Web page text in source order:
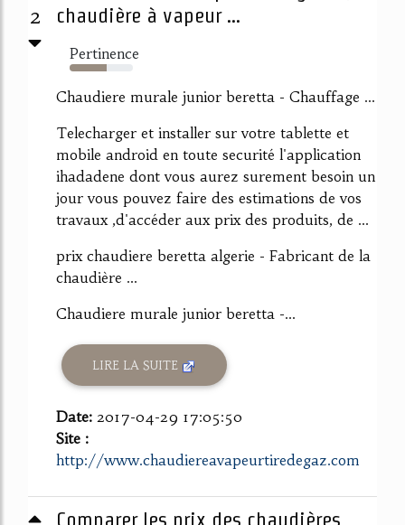
2
chaudière à vapeur ...
Pertinence
59%
Chaudiere murale junior beretta - Chauffage ...
Telecharger et installer sur votre tablette et
mobile android en toute securité l'application
ihadadene dont vous aurez surement besoin un
jour vous pouvez faire des estimations de vos
travaux ,d'accéder aux prix des produits, de ...
prix chaudiere beretta algerie - Fabricant de la
chaudière ...
Chaudiere murale junior beretta -...
LIRE LA SUITE
Date: 2017-04-29 17:05:50
Site :
http://www.chaudiereavapeurtiredegaz.com
Comparer les prix des chaudières